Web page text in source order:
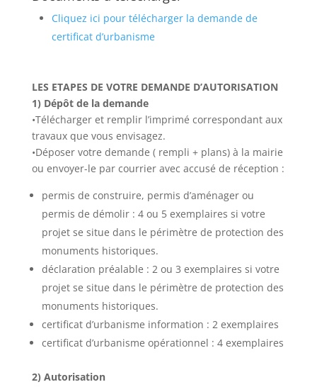
Cliquez ici pour télécharger la demande de
certificat d’urbanisme
LES ETAPES DE VOTRE DEMANDE D’AUTORISATION
1) Dépôt de la demande
•Télécharger et remplir l’imprimé correspondant aux
travaux que vous envisagez.
•Déposer votre demande ( rempli + plans) à la mairie
ou envoyer-le par courrier avec accusé de réception :
permis de construire, permis d’aménager ou
permis de démolir : 4 ou 5 exemplaires si votre
projet se situe dans le périmètre de protection des
monuments historiques.
déclaration préalable : 2 ou 3 exemplaires si votre
projet se situe dans le périmètre de protection des
monuments historiques.
certificat d’urbanisme information : 2 exemplaires
certificat d’urbanisme opérationnel : 4 exemplaires
2) Autorisation